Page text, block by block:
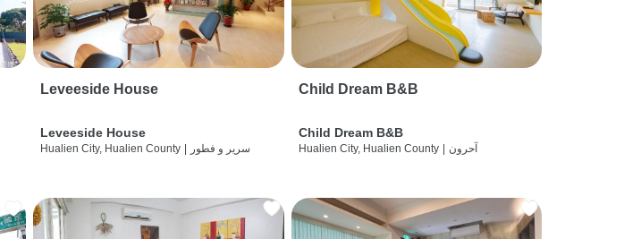
Leveeside House
Leveeside House
Hualien City, Hualien County | سرير و فطور
Child Dream B&B
Child Dream B&B
Hualien City, Hualien County | آحرون